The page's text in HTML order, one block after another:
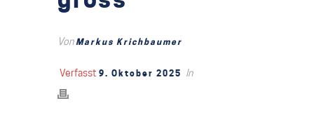
VonMarkus Krichbaumer
Verfasst 9. Oktober 2025 In